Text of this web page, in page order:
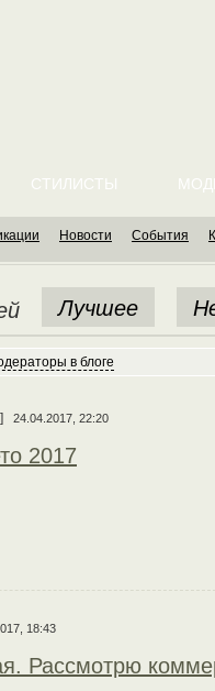
СТИЛИСТЫ
Новости События
Лучшее
в блоге
24.04.2017, 22:20
2017
18:43
Рассмотрю